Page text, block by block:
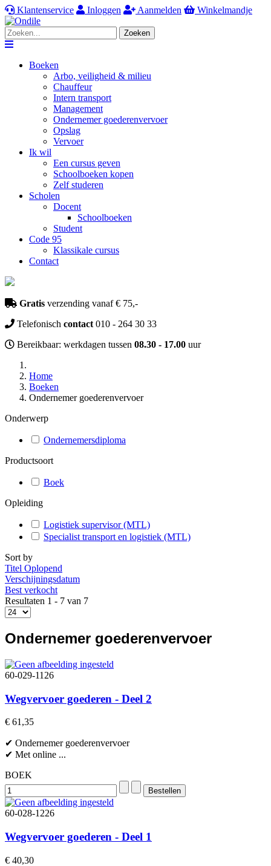
Klantenservice Inloggen Aanmelden Winkelmandje
Zoeken
Navigation
Boeken
Arbo, veiligheid & milieu
Chauffeur
Intern transport
Management
Ondernemer goederenvervoer
Opslag
Vervoer
Ik wil
Een cursus geven
Schoolboeken kopen
Zelf studeren
Scholen
Docent
Schoolboeken
Student
Code 95
Klassikale cursus
Contact
Gratis verzending vanaf € 75,-
Telefonisch contact 010 - 264 30 33
Bereikbaar: werkdagen tussen 08.30 - 17.00 uur
Home
Boeken
Ondernemer goederenvervoer
Onderwerp
Ondernemersdiploma
Productsoort
Boek
Opleiding
Logistiek supervisor (MTL)
Specialist transport en logistiek (MTL)
Sort by
Titel Oplopend
Verschijningsdatum
Best verkocht
Resultaten 1 - 7 van 7
Ondernemer goederenvervoer
60-029-1126
Wegvervoer goederen - Deel 2
€ 61,35
✔ Ondernemer goederenvervoer
✔ Met online ...
BOEK
60-028-1226
Wegvervoer goederen - Deel 1
€ 40,30